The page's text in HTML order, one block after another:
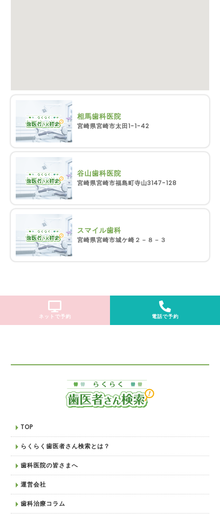
相馬歯科医院
宮崎県宮崎市太田1-1-42
谷山歯科医院
宮崎県宮崎市福島町寺山3147-128
スマイル歯科
宮崎県宮崎市城ケ崎２－８－３
ネットで予約 電話で予約
TOP
らくらく歯医者さん検索とは？
歯科医院の皆さまへ
運営会社
歯科治療コラム